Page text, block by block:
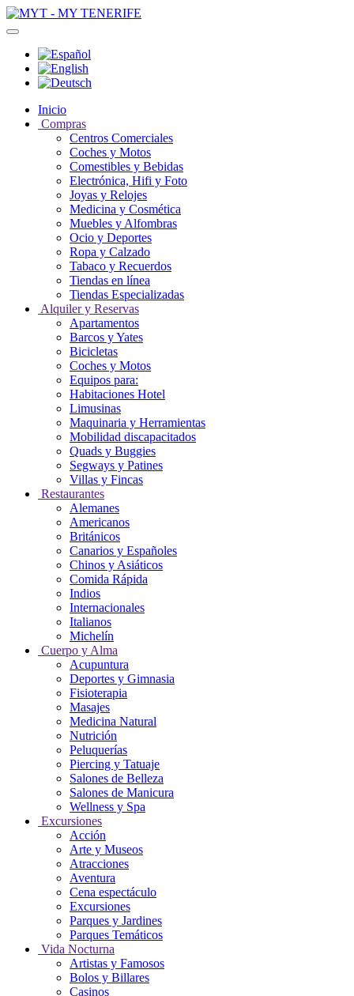
Inicio
Compras
Centros Comerciales
Coches y Motos
Comestibles y Bebidas
Electrónica, Hifi y Foto
Joyas y Relojes
Medicina y Cosmética
Muebles y Alfombras
Ocio y Deportes
Ropa y Calzado
Tabaco y Recuerdos
Tiendas en línea
Tiendas Especializadas
Alquiler y Reservas
Apartamentos
Barcos y Yates
Bicicletas
Coches y Motos
Equipos para:
Habitaciones Hotel
Limusinas
Maquinaria y Herramientas
Mobilidad discapacitados
Quads y Buggies
Segways y Patines
Villas y Fincas
Restaurantes
Alemanes
Americanos
Británicos
Canarios y Españoles
Chinos y Asiáticos
Comida Rápida
Indios
Internacionales
Italianos
Michelín
Cuerpo y Alma
Acupuntura
Deportes y Gimnasia
Fisioterapia
Masajes
Medicina Natural
Nutrición
Peluquerías
Piercing y Tatuaje
Salones de Belleza
Salones de Manicura
Wellness y Spa
Excursiones
Acción
Arte y Museos
Atracciones
Aventura
Cena espectáculo
Excursiones
Parques y Jardines
Parques Temáticos
Vida Nocturna
Artistas y Famosos
Bolos y Billares
Casinos